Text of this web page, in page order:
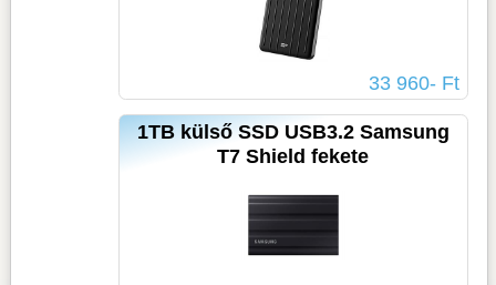
33 960- Ft
1TB külső SSD USB3.2 Samsung
T7 Shield fekete